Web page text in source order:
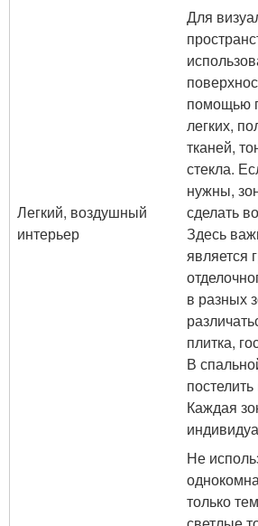
Легкий, воздушный
интерьер
Для
помощью
легких,
тканей,
стекла.
нужны,
сделать
Здесь
является
в разных
плитка,
В
Каждая
Не
только